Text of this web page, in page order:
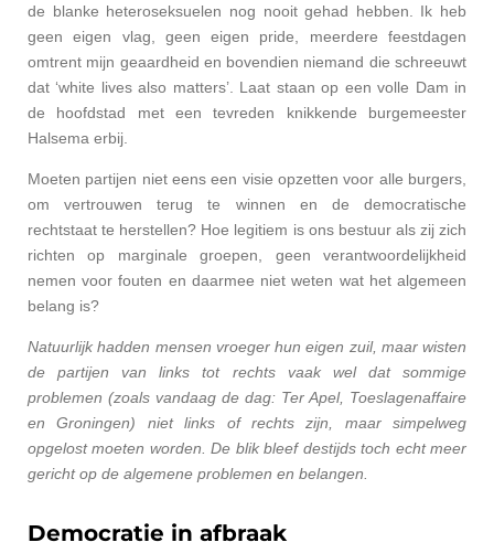
de blanke heteroseksuelen nog nooit gehad hebben. Ik heb
geen eigen vlag, geen eigen pride, meerdere feestdagen
omtrent mijn geaardheid en bovendien niemand die schreeuwt
dat ‘white lives also matters’. Laat staan op een volle Dam in
de hoofdstad met een tevreden knikkende burgemeester
Halsema erbij.
Moeten partijen niet eens een visie opzetten voor alle burgers,
om vertrouwen terug te winnen en de democratische
rechtstaat te herstellen? Hoe legitiem is ons bestuur als zij zich
richten op marginale groepen, geen verantwoordelijkheid
nemen voor fouten en daarmee niet weten wat het algemeen
belang is?
Natuurlijk hadden mensen vroeger hun eigen zuil, maar wisten
de partijen van links tot rechts vaak wel dat sommige
problemen (zoals vandaag de dag: Ter Apel, Toeslagenaffaire
en Groningen) niet links of rechts zijn, maar simpelweg
opgelost moeten worden. De blik bleef destijds toch echt meer
gericht op de algemene problemen en belangen.
Democratie in afbraak